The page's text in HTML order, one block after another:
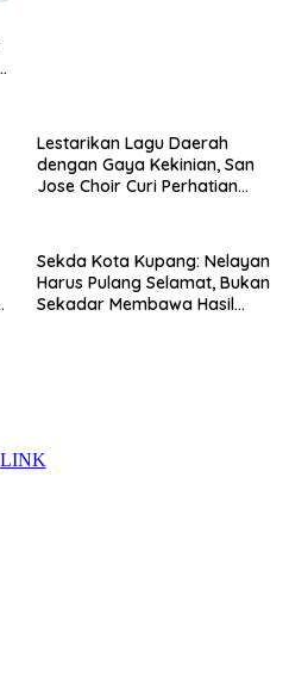
Lestarikan Lagu Daerah
dengan Gaya Kekinian, San
Jose Choir Curi Perhatian
Sekda Kota Kupang: Nelayan
Harus Pulang Selamat, Bukan
Sekadar Membawa Hasil